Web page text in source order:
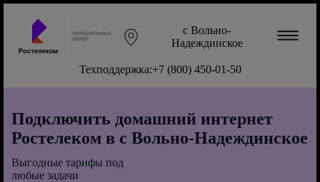
с Вольно-
Надеждинское
Техподдержка:+7 (800) 450-01-50
Подключить домашний интернет
Ростелеком в с Вольно-Надеждинское
Выгодные тарифы под
любые задачи